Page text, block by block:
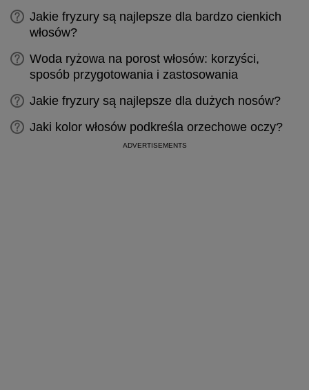
Jakie fryzury są najlepsze dla bardzo cienkich
włosów?
Woda ryżowa na porost włosów: korzyści,
sposób przygotowania i zastosowania
Jakie fryzury są najlepsze dla dużych nosów?
Jaki kolor włosów podkreśla orzechowe oczy?